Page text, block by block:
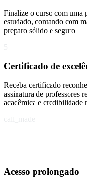
Finalize o curso com uma
estudado, contando com
preparo sólido e seguro
Certificado de
Receba certificado
assinatura de professores
acadêmica e credibilidade
Acesso prolongado